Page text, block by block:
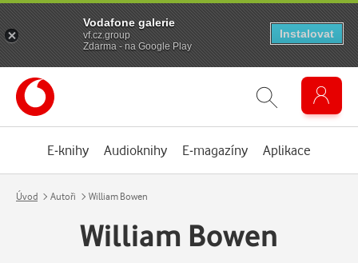
E-knihy Audioknihy E-magazíny Aplikace
Úvod Autoři William Bowen
William Bowen
Vodafone galerie
vf.cz.group
Zdarma - na Google Play
Instalovat